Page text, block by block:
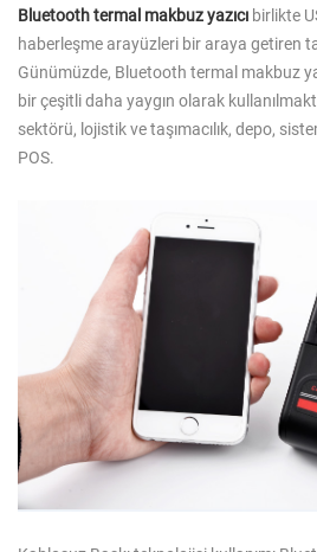
Bluetooth termal makbuz yazıcı birlikte
haberleşme arayüzleri bir araya getiren
Günümüzde, Bluetooth termal makbuz
bir çeşitli daha yaygın olarak
sektörü, lojistik ve taşımacılık, depo,
POS.